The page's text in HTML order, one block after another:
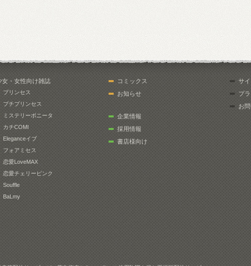
女・女性向け雑誌
プリンセス
プチプリンセス
ミステリーボニータ
カチCOMI
Eleganceイブ
フォアミセス
恋愛LoveMAX
恋愛チェリーピンク
Souffle
BaLmy
コミックス
お知らせ
企業情報
採用情報
書店様向け
サ
プ
お